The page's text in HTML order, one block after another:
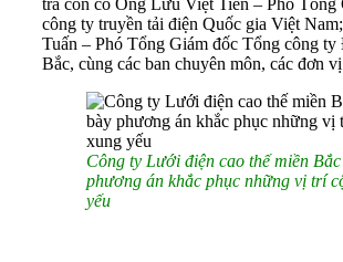
tra còn có Ông Lưu Việt Tiến – Phó Tổng
công ty truyền tải điện Quốc gia Việt
Tuấn – Phó Tổng Giám đốc Tổng công
Bắc, cùng các ban chuyên môn, các đơn
Công ty Lưới điện cao thế miền
phương án khắc phục những vị trí
yếu